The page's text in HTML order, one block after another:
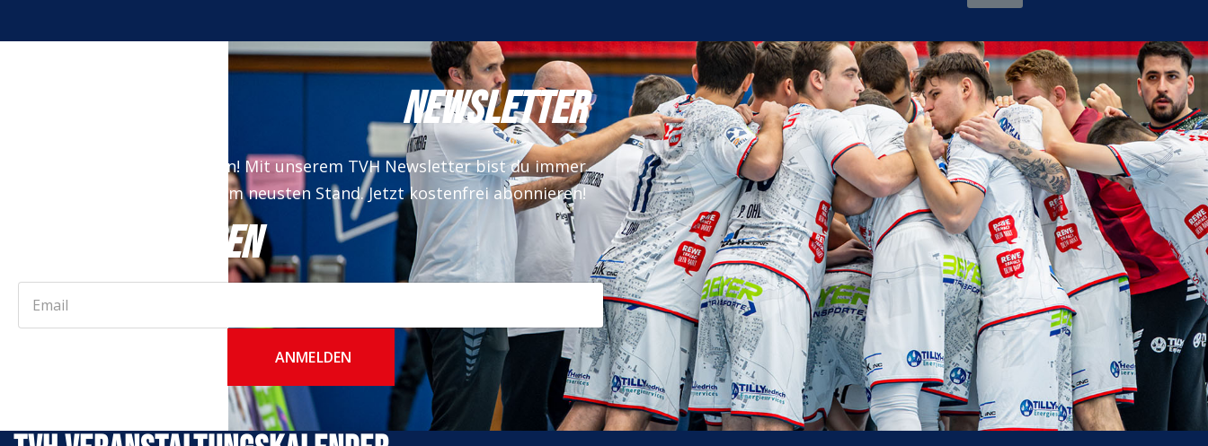
NEWSLETTER
Keine News mehr verpassen! Mit unserem TVH Newsletter bist du immer
auf dem neusten Stand. Jetzt kostenfrei abonnieren!
JETZT ANMELDEN
ANMELDEN